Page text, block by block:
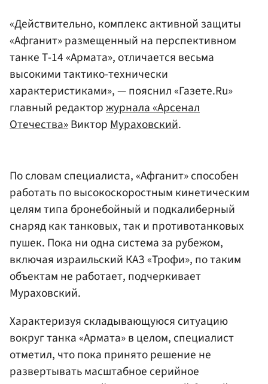
«Действительно, комплекс активной защиты
«Афганит» размещенный на перспективном
танке Т-14 «Армата», отличается весьма
высокими тактико-технически
характеристиками», — пояснил «Газете.Ru»
главный редакторжурнала «Арсенал
Отечества»ВикторМураховский.
По словам специалиста, «Афганит» способен
работать по высокоскоростным кинетическим
целям типа бронебойный и подкалиберный
снаряд как танковых, так и противотанковых
пушек. Пока ни одна система за рубежом,
включая израильский КАЗ «Трофи», по таким
объектам не работает, подчеркивает
Мураховский.
Характеризуя складывающуюся ситуацию
вокруг танка «Армата» в целом, специалист
отметил, что пока принято решение не
развертывать масштабное серийное